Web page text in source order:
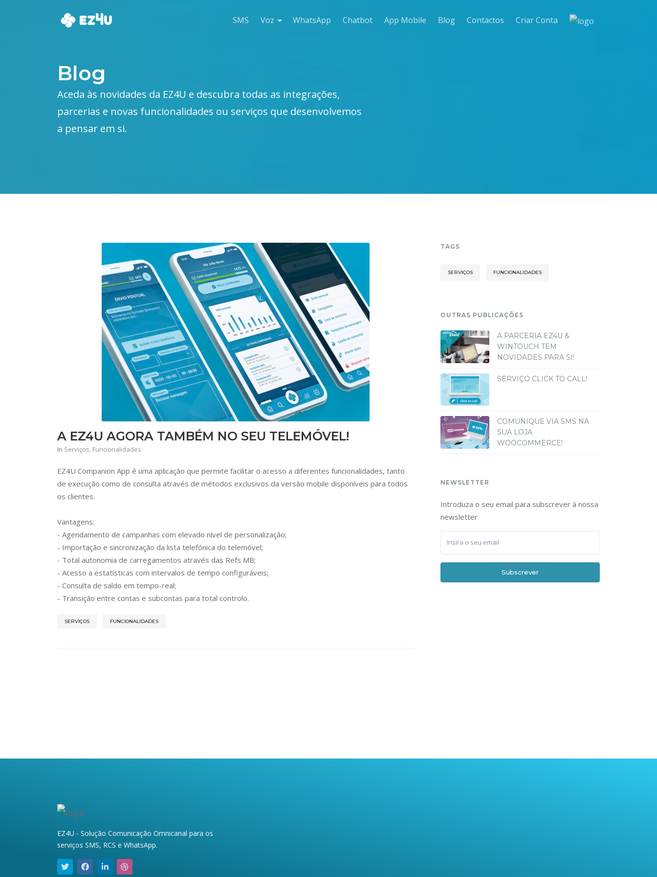
SMS Voz WhatsApp Chatbot App Mobile Blog Contactos Criar Conta
Blog
Aceda às novidades da EZ4U e descubra todas as integrações,
parcerias e novas funcionalidades ou serviços que desenvolvemos
a pensar em si.
A EZ4U AGORA TAMBÉM NO SEU TELEMÓVEL!
In Serviços, Funcionalidades
EZ4U Companion App é uma aplicação que permite facilitar o acesso a diferentes funcionalidades, tanto
de execução como de consulta através de métodos exclusivos da versão mobile disponíveis para todos
os clientes.
Vantagens:
- Agendamento de campanhas com elevado nível de personalização;
- Importação e sincronização da lista telefónica do telemóvel;
- Total autonomia de carregamentos através das Refs MB;
- Acesso a estatísticas com intervalos de tempo configuráveis;
- Consulta de saldo em tempo-real;
- Transição entre contas e subcontas para total controlo.
SERVIÇOS FUNCIONALIDADES
TAGS
SERVIÇOS FUNCIONALIDADES
OUTRAS PUBLICAÇÕES
A PARCERIA EZ4U &
WINTOUCH TEM
NOVIDADES PARA SI!
SERVIÇO CLICK TO CALL!
COMUNIQUE VIA SMS NA
SUA LOJA
WOOCOMMERCE!
NEWSLETTER
Introduza o seu email para subscrever à nossa
newsletter
Subscrever
-->
EZ4U - Solução Comunicação Omnicanal para os
serviços SMS, RCS e WhatsApp.